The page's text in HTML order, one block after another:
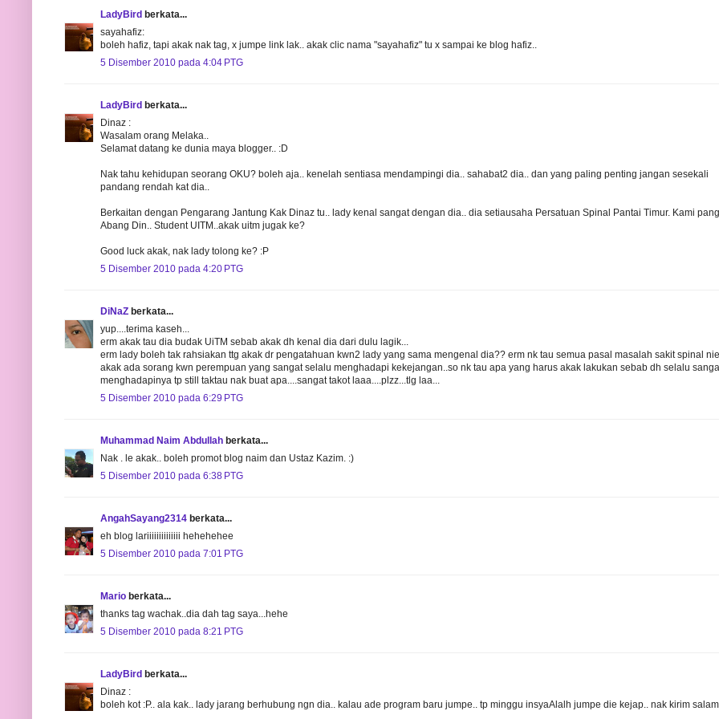
LadyBird berkata...
sayahafiz:
boleh hafiz, tapi akak nak tag, x jumpe link lak.. akak clic nama "sayahafiz" tu x sampai ke blog hafiz..
5 Disember 2010 pada 4:04 PTG
LadyBird berkata...
Dinaz :
Wasalam orang Melaka..
Selamat datang ke dunia maya blogger.. :D
Nak tahu kehidupan seorang OKU? boleh aja.. kenelah sentiasa mendampingi dia.. sahabat2 dia.. dan yang paling penting jangan sesekali
pandang rendah kat dia..
Berkaitan dengan Pengarang Jantung Kak Dinaz tu.. lady kenal sangat dengan dia.. dia setiausaha Persatuan Spinal Pantai Timur. Kami
Abang Din.. Student UITM..akak uitm jugak ke?
Good luck akak, nak lady tolong ke? :P
5 Disember 2010 pada 4:20 PTG
DiNaZ berkata...
yup....terima kaseh...
erm akak tau dia budak UiTM sebab akak dh kenal dia dari dulu lagik...
erm lady boleh tak rahsiakan ttg akak dr pengatahuan kwn2 lady yang sama mengenal dia?? erm nk tau semua pasal masalah sakit spinal
akak ada sorang kwn perempuan yang sangat selalu menghadapi kekejangan..so nk tau apa yang harus akak lakukan sebab dh selalu
menghadapinya tp still taktau nak buat apa....sangat takot laaa....plzz...tlg laa...
5 Disember 2010 pada 6:29 PTG
Muhammad Naim Abdullah berkata...
Nak . le akak.. boleh promot blog naim dan Ustaz Kazim. :)
5 Disember 2010 pada 6:38 PTG
AngahSayang2314 berkata...
eh blog lariiiiiiiiiiiiii hehehehee
5 Disember 2010 pada 7:01 PTG
Mario berkata...
thanks tag wachak..dia dah tag saya...hehe
5 Disember 2010 pada 8:21 PTG
LadyBird berkata...
Dinaz :
boleh kot :P.. ala kak.. lady jarang berhubung ngn dia.. kalau ade program baru jumpe.. tp minggu insyaAlalh jumpe die kejap.. nak kirim